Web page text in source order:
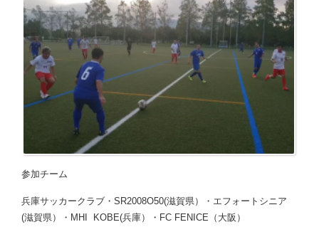
参加チーム
兵庫サッカークラブ・SR2008O50(滋賀県）・エフォートシニア
(滋賀県）・MHI KOBE(兵庫）・FC FENICE（大阪）